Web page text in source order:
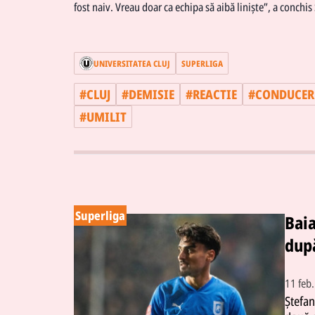
fost naiv. Vreau doar ca echipa să aibă liniște”, a conchis
UNIVERSITATEA CLUJ SUPERLIGA
#CLUJ #DEMISIE #REACTIE #
#UMILIT
Superliga
11